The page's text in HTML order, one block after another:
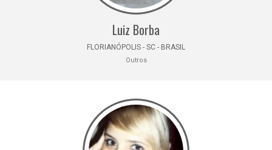
Luiz Borba
FLORIANÓPOLIS - SC - BRASIL
Outros